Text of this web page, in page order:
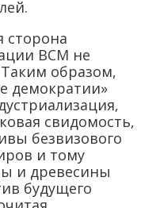
сторона
ВСМ не
образом,
демократии»
свидомость,
безвизового
и тому
и древесины
будущего